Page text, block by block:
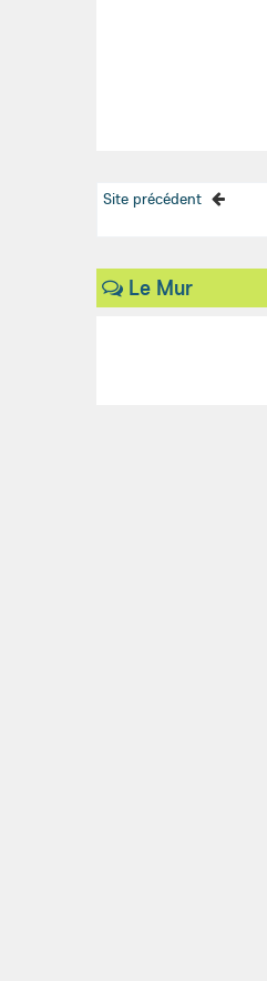
Site précédent
Le Mur